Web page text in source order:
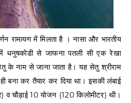
रामायण में मिलता है । नासा और भारतीय
धनुषकोडी से जाफना पतली सी एक रेखा
के नाम से जाना जाता है। यह सेतु श्रीराम
बना कर तैयार कर दिया था। इसकी लंबाई
चौड़ाई 10 योजन (120 किलोमीटर) थी।